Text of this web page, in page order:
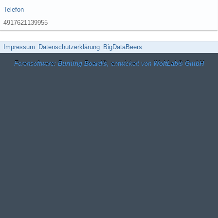
Telefon
4917621139955
Impressum Datenschutzerklärung BigDataBeers
Forensoftware: Burning Board®, entwickelt von WoltLab® GmbH